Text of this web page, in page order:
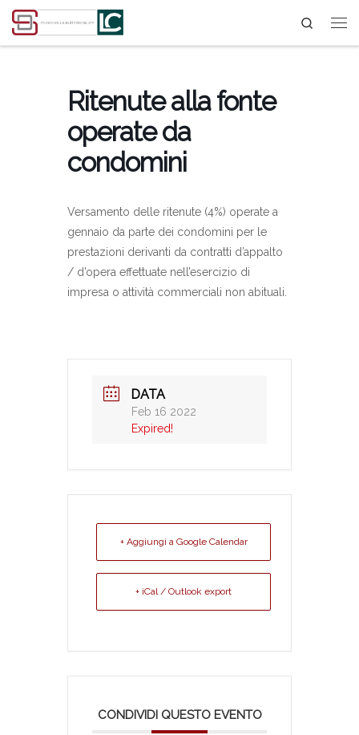
Passa al contenuto Search
Ritenute alla fonte
operate da
condomini
Versamento delle ritenute (4%) operate a
gennaio da parte dei condomini per le
prestazioni derivanti da contratti d’appalto
/ d’opera effettuate nell’esercizio di
impresa o attività commerciali non abituali.
DATA
Feb 16 2022
Expired!
+ Aggiungi a Google Calendar
+ iCal / Outlook export
CONDIVIDI QUESTO EVENTO